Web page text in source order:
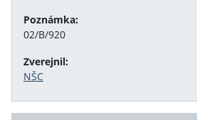
Poznámka:
02/B/920
Zverejnil:
NŠC